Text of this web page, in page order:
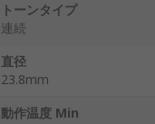
トーンタイプ
連続
直径
23.8mm
動作温度 Min